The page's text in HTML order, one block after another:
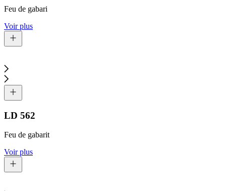
Feu de gabari
Voir plus
LD 562
Feu de gabarit
Voir plus